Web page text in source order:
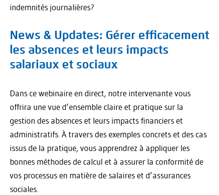
indemnités journalières?
News & Updates: Gérer efficacement
les absences et leurs impacts
salariaux et sociaux
Dans ce webinaire en direct, notre intervenante vous
offrira une vue d’ensemble claire et pratique sur la
gestion des absences et leurs impacts financiers et
administratifs. À travers des exemples concrets et des cas
issus de la pratique, vous apprendrez à appliquer les
bonnes méthodes de calcul et à assurer la conformité de
vos processus en matière de salaires et d’assurances
sociales.